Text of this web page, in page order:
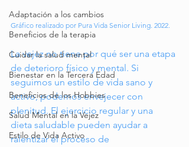
Adaptación a los cambios
Beneficios de la terapia
Cuidar la salud mental
Bienestar en la Tercera Edad
Beneficios de los Hobbies
Salud Mental en la Vejez
Estilo de Vida Activo
Gráfico realizado por Pura Vida Senior Living. 2022.
La vejez no tiene por qué ser una etapa
de deterioro físico y mental. Si
seguimos un estilo de vida sano y
activo, podemos envejecer con
plenitud. El ejercicio regular y una
dieta saludable pueden ayudar a
ralentizar el proceso de